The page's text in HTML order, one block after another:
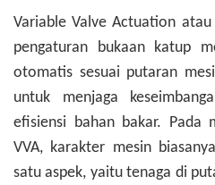
Variable Valve Actuation
pengaturan bukaan katup
otomatis sesuai putaran
untuk menjaga
efisiensi bahan bakar. Pada
VVA, karakter mesin
satu aspek, yaitu tenaga di